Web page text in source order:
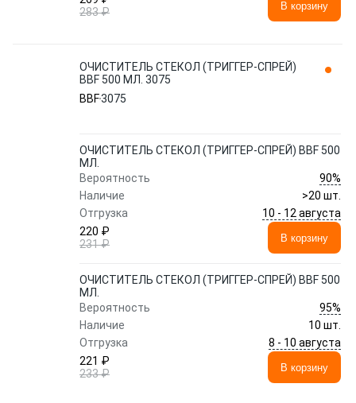
283 ₽
В корзину
ОЧИСТИТЕЛЬ СТЕКОЛ (ТРИГГЕР-СПРЕЙ)
BBF 500 МЛ. 3075
BBF3075
ОЧИСТИТЕЛЬ СТЕКОЛ (ТРИГГЕР-СПРЕЙ) BBF 500
МЛ.
Вероятность
90%
Наличие
>20 шт.
Отгрузка
10 - 12 августа
220 ₽
231 ₽
В корзину
ОЧИСТИТЕЛЬ СТЕКОЛ (ТРИГГЕР-СПРЕЙ) BBF 500
МЛ.
Вероятность
95%
Наличие
10 шт.
Отгрузка
8 - 10 августа
221 ₽
233 ₽
В корзину